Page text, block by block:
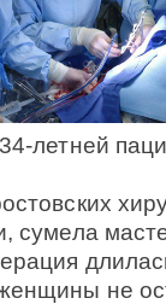
летней
сумела
не